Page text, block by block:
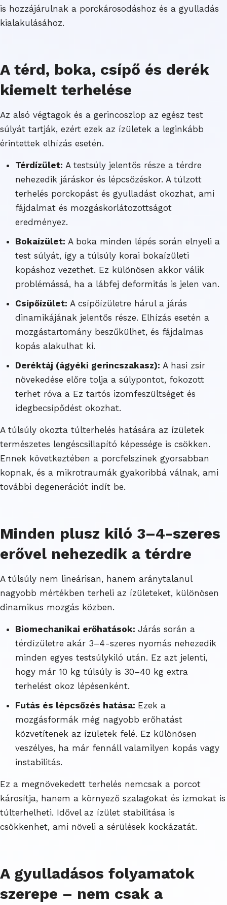
is hozzájárulnak a porckárosodáshoz és a gyulladás
kialakulásához.
A térd, boka, csípő és derék
kiemelt terhelése
Az alsó végtagok és a gerincoszlop az egész test
súlyát tartják, ezért ezek az ízületek a leginkább
érintettek elhízás esetén.
Térdízület: A testsúly jelentős része a térdre
nehezedik járáskor és lépcsőzéskor. A túlzott
terhelés porckopást és gyulladást okozhat, ami
fájdalmat és mozgáskorlátozottságot
eredményez.
Bokaízület: A boka minden lépés során elnyeli a
test súlyát, így a túlsúly korai bokaízületi
kopáshoz vezethet. Ez különösen akkor válik
problémássá, ha a lábfej deformitás is jelen van.
Csípőízület: A csípőízületre hárul a járás
dinamikájának jelentős része. Elhízás esetén a
mozgástartomány beszűkülhet, és fájdalmas
kopás alakulhat ki.
Deréktáj (ágyéki gerincszakasz): A hasi zsír
növekedése előre tolja a súlypontot, fokozott
terhet róva a Ez tartós izomfeszültséget és
idegbecsípődést okozhat.
A túlsúly okozta túlterhelés hatására az ízületek
természetes lengéscsillapító képessége is csökken.
Ennek következtében a porcfelszínek gyorsabban
kopnak, és a mikrotraumák gyakoribbá válnak, ami
további degenerációt indít be.
Minden plusz kiló 3–4-szeres
erővel nehezedik a térdre
A túlsúly nem lineárisan, hanem aránytalanul
nagyobb mértékben terheli az ízületeket, különösen
dinamikus mozgás közben.
Biomechanikai erőhatások: Járás során a
térdízületre akár 3–4-szeres nyomás nehezedik
minden egyes testsúlykiló után. Ez azt jelenti,
hogy már 10 kg túlsúly is 30–40 kg extra
terhelést okoz lépésenként.
Futás és lépcsőzés hatása: Ezek a
mozgásformák még nagyobb erőhatást
közvetítenek az ízületek felé. Ez különösen
veszélyes, ha már fennáll valamilyen kopás vagy
instabilitás.
Ez a megnövekedett terhelés nemcsak a porcot
károsítja, hanem a környező szalagokat és izmokat is
túlterhelheti. Idővel az ízület stabilitása is
csökkenhet, ami növeli a sérülések kockázatát.
A gyulladásos folyamatok
szerepe – nem csak a